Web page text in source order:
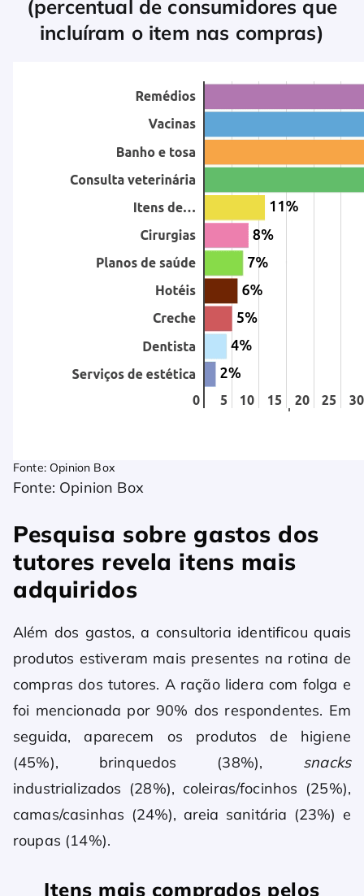
(percentual de consumidores que
incluíram o item nas compras)
Fonte: Opinion Box
Fonte: Opinion Box
Pesquisa sobre gastos dos
tutores revela itens mais
adquiridos
Além dos gastos, a consultoria identificou quais
produtos estiveram mais presentes na rotina de
compras dos tutores. A ração lidera com folga e
foi mencionada por 90% dos respondentes. Em
seguida, aparecem os produtos de higiene
(45%), brinquedos (38%), snacks
industrializados (28%), coleiras/focinhos (25%),
camas/casinhas (24%), areia sanitária (23%) e
roupas (14%).
Itens mais comprados pelos